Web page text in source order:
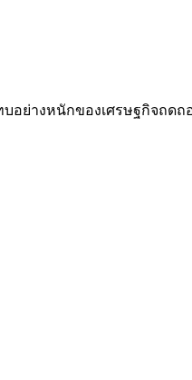
อย่างหนักของเศรษฐกิจถดถ